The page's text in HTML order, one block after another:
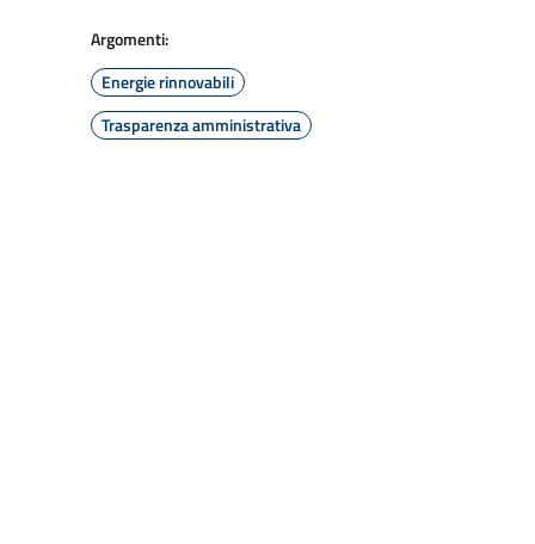
Argomenti:
Energie rinnovabili
Trasparenza amministrativa